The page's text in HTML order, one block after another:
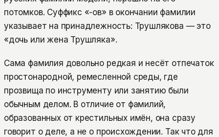
потомков. Суффикс «-ов» в окончании фамилии
указывает на принадлежность: Трушлякова — это
«дочь или жена Трушляка».
Сама фамилия довольно редкая и несёт отпечаток
простонародной, ремесленной среды, где
прозвища по инструменту или занятию были
обычным делом. В отличие от фамилий,
образованных от крестильных имён, она сразу
говорит о деле, а не о происхождении. Так что для